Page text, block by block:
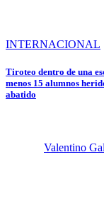
INTERNACIONAL
Tiroteo dentro de una
menos 15 alumnos
abatido
Valentino